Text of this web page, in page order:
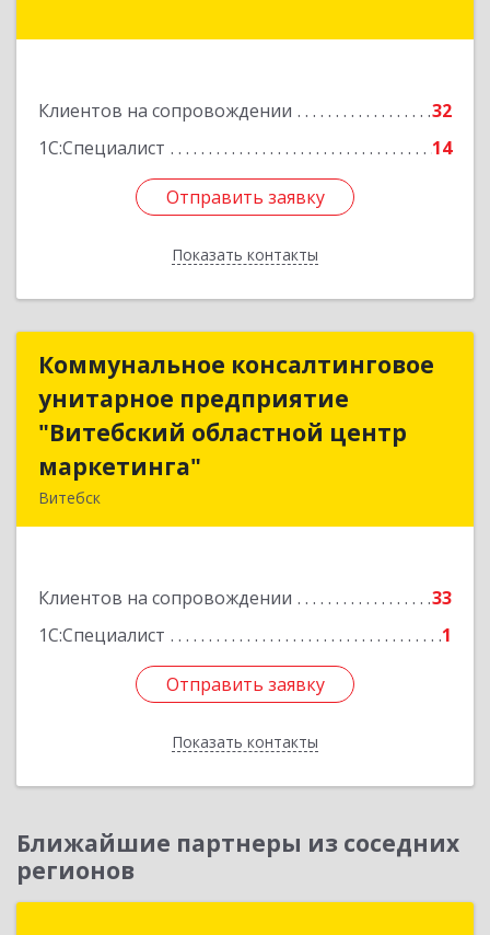
Клиентов на сопровождении
32
1С:Специалист
14
Отправить заявку
Показать контакты
Отправить заявку
Назад
Коммунальное консалтинговое
унитарное предприятие
"Витебский областной центр
маркетинга"
Витебск
Клиентов на сопровождении
33
1С:Специалист
1
Отправить заявку
Показать контакты
Коммунальное консалтинговое
унитарное предприятие
"Витебский областной центр
Подробнее
Отправить заявку
Назад
Ближайшие партнеры из соседних
регионов